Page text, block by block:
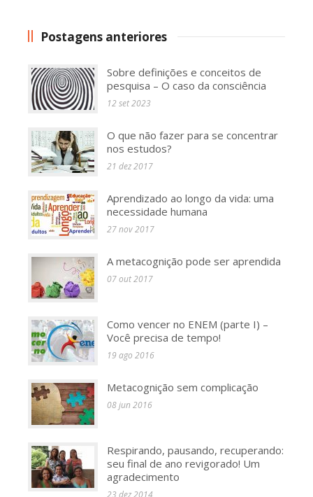
Postagens anteriores
Sobre definições e conceitos de
pesquisa – O caso da consciência
12 set 2023
O que não fazer para se concentrar
nos estudos?
21 dez 2017
Aprendizado ao longo da vida: uma
necessidade humana
27 nov 2017
A metacognição pode ser aprendida
07 out 2017
Como vencer no ENEM (parte I) –
Você precisa de tempo!
19 ago 2016
Metacognição sem complicação
08 jun 2016
Respirando, pausando, recuperando:
seu final de ano revigorado! Um
agradecimento